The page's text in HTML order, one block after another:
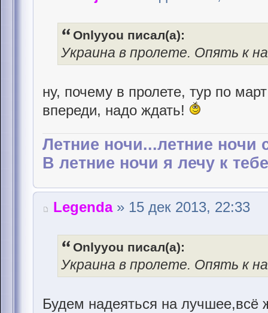
Onlyyou писал(а):
Украина в пролете. Опять к
ну, почему в пролете, тур по
впереди, надо ждать!
Летние ночи...летние ночи
В летние ночи я лечу к
Legenda» 15 дек 2013, 22:33
Onlyyou писал(а):
Украина в пролете. Опять к
Будем надеяться на лучшее,всё